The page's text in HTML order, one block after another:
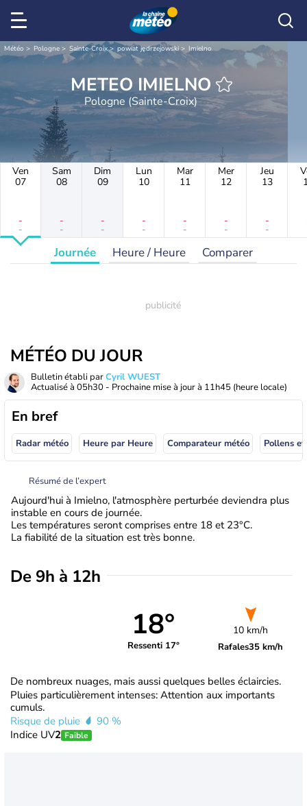
Météo Pologne Sainte-Croix powiat jędrzejowski Imielno
METEO IMIELNO
Pologne (Sainte-Croix)
Ven
07
-
-
Sam
08
-
-
Dim
09
-
-
Lun
10
-
-
Mar
11
-
-
Mer
12
-
-
Jeu
13
-
-
Journée Heure / Heure Comparer
MÉTÉO DU JOUR
Bulletin établi parCyril WUEST
Actualisé à 05h30 - Prochaine mise à jour à 11h45 (heure locale)
En bref
Radar météo Heure par Heure Comparateur météo Pollens
Résumé de l’expert
Aujourd'hui à Imielno, l'atmosphère perturbée deviendra plus
instable en cours de journée.
Les températures seront comprises entre 18 et 23°C.
La fiabilité de la situation est très bonne.
De 9h à 12h
18°
Ressenti 17°
10 km/h
Rafales35 km/h
De nombreux nuages, mais aussi quelques belles éclaircies.
Pluies particulièrement intenses: Attention aux importants
cumuls.
Risque de pluie
90 %
Indice UV2 Faible